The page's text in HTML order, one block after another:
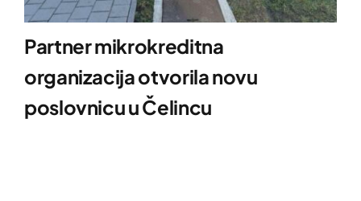
Partner mikrokreditna
organizacija otvorila novu
poslovnicu u Čelincu